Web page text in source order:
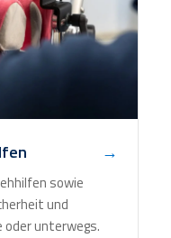
→
sowie
und
unterwegs.